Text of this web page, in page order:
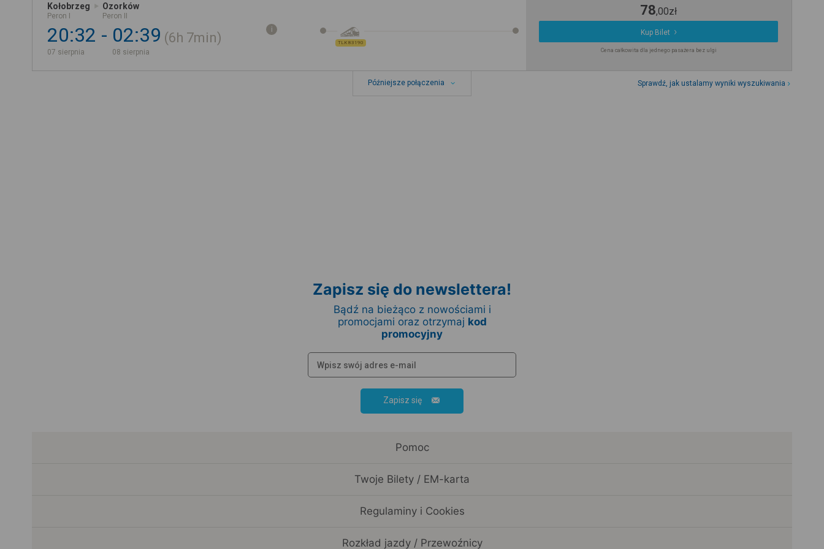
Kołobrzeg
Peron I
Ozorków
Peron II
20:32
07 sierpnia
02:39
08 sierpnia
6h 7min TLK 83190
78,00zł
Kup Bilet
Cena całkowita dla jednego pasażera bez ulgi
Późniejsze połączenia Sprawdź, jak ustalamy wyniki wyszukiwania
Zapisz się do newslettera!
Bądź na bieżąco z nowościami i
promocjami oraz otrzymaj kod
promocyjny
Zapisz się
Pomoc
Twoje Bilety / EM-karta
Regulaminy i Cookies
Rozkład jazdy / Przewoźnicy